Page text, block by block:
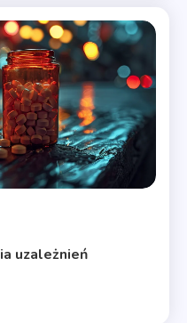
uzależnień